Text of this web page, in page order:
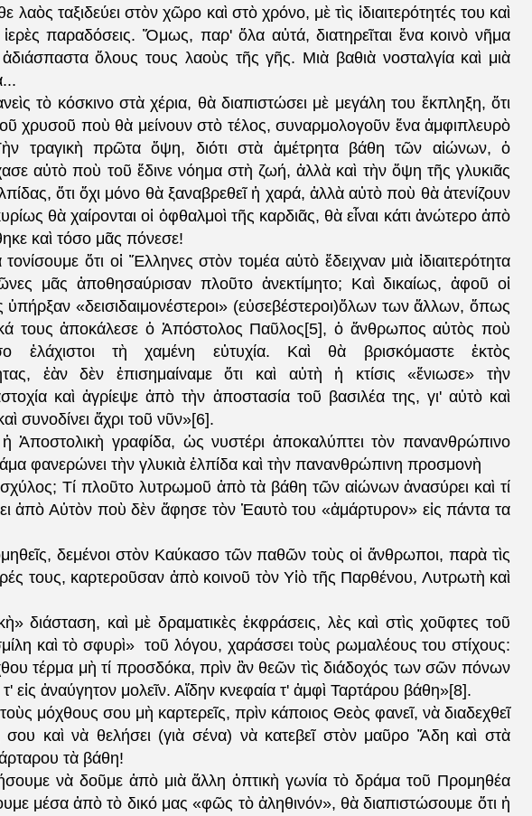
λαὸς ταξιδεύει στὸν χῶρο καὶ στὸ χρόνο, μὲ τὶς ἰδιαιτερότητές του καὶ
ἱερὲς παραδόσεις. Ὅμως, παρ' ὅλα αὐτά, διατηρεῖται ἕνα κοινὸ νῆμα
ὅλους τους λαοὺς τῆς γῆς. Μιὰ βαθιὰ νοσταλγία καὶ μιὰ
τὸ κόσκινο στὰ χέρια, θὰ διαπιστώσει μὲ μεγάλη του ἔκπληξη, ὅτι
χρυσοῦ ποὺ θὰ μείνουν στὸ τέλος, συναρμολογοῦν ἕνα ἀμφιπλευρὸ
τραγικὴ πρῶτα ὄψη, διότι στὰ ἀμέτρητα βάθη τῶν αἰώνων, ὁ
αὐτὸ ποὺ τοῦ ἔδινε νόημα στὴ ζωή, ἀλλὰ καὶ τὴν ὄψη τῆς γλυκιᾶς
ὅτι ὄχι μόνο θὰ ξαναβρεθεῖ ἡ χαρά, ἀλλὰ αὐτὸ ποὺ θὰ ἀτενίζουν
θὰ χαίρονται οἱ ὀφθαλμοὶ τῆς καρδιᾶς, θὰ εἶναι κάτι ἀνώτερο ἀπὸ
καὶ τόσο μᾶς πόνεσε!
τονίσουμε ὅτι οἱ Ἕλληνες στὸν τομέα αὐτὸ ἔδειχναν μιὰ ἰδιαιτερότητα
μᾶς ἀποθησαύρισαν πλοῦτο ἀνεκτίμητο; Καὶ δικαίως, ἀφοῦ οἱ
ὑπήρξαν «δεισιδαιμονέστεροι» (εὐσεβέστεροι)ὅλων των ἄλλων, ὅπως
τους ἀποκάλεσε ὁ Ἀπόστολος Παῦλος[5], ὁ ἄνθρωπος αὐτὸς ποὺ
ἐλάχιστοι τὴ χαμένη εὐτυχία. Καὶ θὰ βρισκόμαστε ἐκτὸς
ἐὰν δὲν ἐπισημαίναμε ὅτι καὶ αὐτὴ ἡ κτίσις «ἔνιωσε» τὴν
καὶ ἀγρίεψε ἀπὸ τὴν ἀποστασία τοῦ βασιλέα της, γι' αὐτὸ καὶ
συνοδίνει ἄχρι τοῦ νῦν»[6].
Ἀποστολικὴ γραφίδα, ὡς νυστέρι ἀποκαλύπτει τὸν πανανθρώπινο
φανερώνει τὴν γλυκιὰ ἐλπίδα καὶ τὴν πανανθρώπινη προσμονὴ
Τί πλοῦτο λυτρωμοῦ ἀπὸ τὰ βάθη τῶν αἰώνων ἀνασύρει καὶ τί
ἀπὸ Αὐτὸν ποὺ δὲν ἄφησε τὸν Ἑαυτὸ του «ἀμάρτυρον» εἰς πάντα τα
δεμένοι στὸν Καύκασο τῶν παθῶν τοὺς οἱ ἄνθρωποι, παρὰ τὶς
τους, καρτεροῦσαν ἀπὸ κοινοῦ τὸν Υἱὸ τῆς Παρθένου, Λυτρωτὴ καὶ
διάσταση, καὶ μὲ δραματικὲς ἐκφράσεις, λὲς καὶ στὶς χοῦφτες τοῦ
καὶ τὸ σφυρὶ» τοῦ λόγου, χαράσσει τοὺς ρωμαλέους του στίχους:
τέρμα μὴ τί προσδόκα, πρὶν ἂν θεῶν τὶς διάδοχός των σῶν πόνων
εἰς ἀναύγητον μολεῖν. Αἴδην κνεφαία τ' ἀμφὶ Ταρτάρου βάθη»[8].
μόχθους σου μὴ καρτερεῖς, πρὶν κάποιος Θεὸς φανεῖ, νὰ διαδεχθεῖ
καὶ νὰ θελήσει (γιὰ σένα) νὰ κατεβεῖ στὸν μαῦρο Ἅδη καὶ στὰ
τὰ βάθη!
νὰ δοῦμε ἀπὸ μιὰ ἄλλη ὀπτικὴ γωνία τὸ δράμα τοῦ Προμηθέα
μέσα ἀπὸ τὸ δικό μας «φῶς τὸ ἀληθινόν», θὰ διαπιστώσουμε ὅτι ἡ